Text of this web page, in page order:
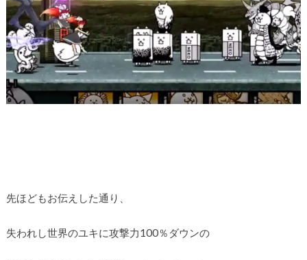
先ほどもお伝えした通り、
失われし世界のユキに攻撃力100％ダウンの